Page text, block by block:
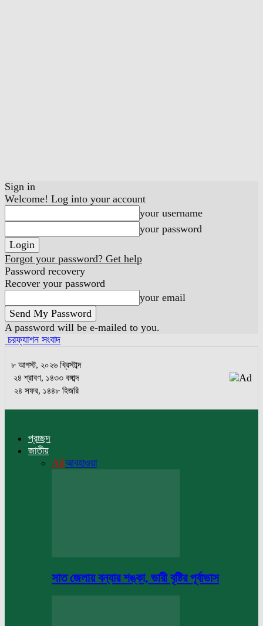
Sign in
Welcome! Log into your account
your username
your password
Forgot your password? Get help
Password recovery
Recover your password
your email
A password will be e-mailed to you.
চরফ্যাশন সংবাদ
৮ আগস্ট, ২০২৬ খ্রিস্টাব্দ
২৪ শ্রাবণ, ১৪৩৩ বঙ্গাব্দ
২৪ সফর, ১৪৪৮ হিজরি
প্রচ্ছদ
জাতীয়
Allআবহাওয়া
সাত জেলায় বন্যার শঙ্কা, ভারী বৃষ্টির পূর্বাভাস